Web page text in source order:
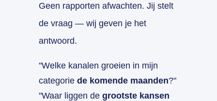
Geen rapporten afwachten. Jij stelt
de vraag — wij geven je het
antwoord.
"Welke kanalen groeien in mijn
categorie de komende maanden?"
"Waar liggen de grootste kansen